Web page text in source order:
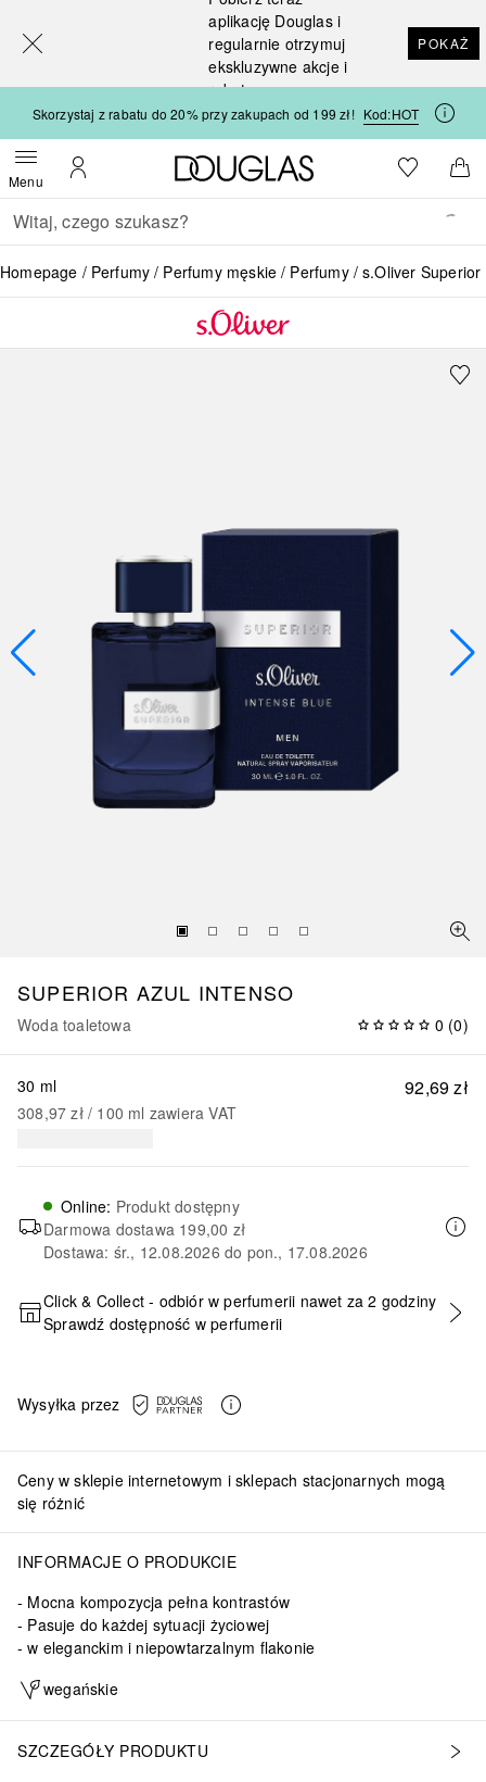
aplikację Douglas i
regularnie otrzymuj
ekskluzywne akcje i
rabaty
POKAŻ
Skorzystaj z rabatu do 20% przy zakupach od 199 zł! Kod:HOT
MenuOtwórz menuMoje konto
Strona główna Douglas
Do listyDo
Wracać
Wykonaj wyszukiwanie
Homepage Perfumy Perfumy męskie Perfumy s.Oliver
SUPERIOR AZUL INTENSO
Woda toaletowa 0 (0)
92,69 zł
30 ml
308,97 zł / 100 ml zawiera VAT
Online: Produkt dostępny
Darmowa dostawa 199,00 zł
Dostawa: śr., 12.08.2026 do pon., 17.08.2026
DODAJ DO KOSZYKA
Click & Collect - odbiór w perfumerii nawet za 2 godziny
Sprawdź dostępność w perfumerii
Wysyłka przez
Ceny w sklepie internetowym i sklepach stacjonarnych mogą
się różnić
INFORMACJE O PRODUKCIE
Mocna kompozycja pełna kontrastów
Pasuje do każdej sytuacji życiowej
w eleganckim i niepowtarzalnym flakonie
wegańskie
SZCZEGÓŁY PRODUKTU
[navigation.slideout.screenreader]